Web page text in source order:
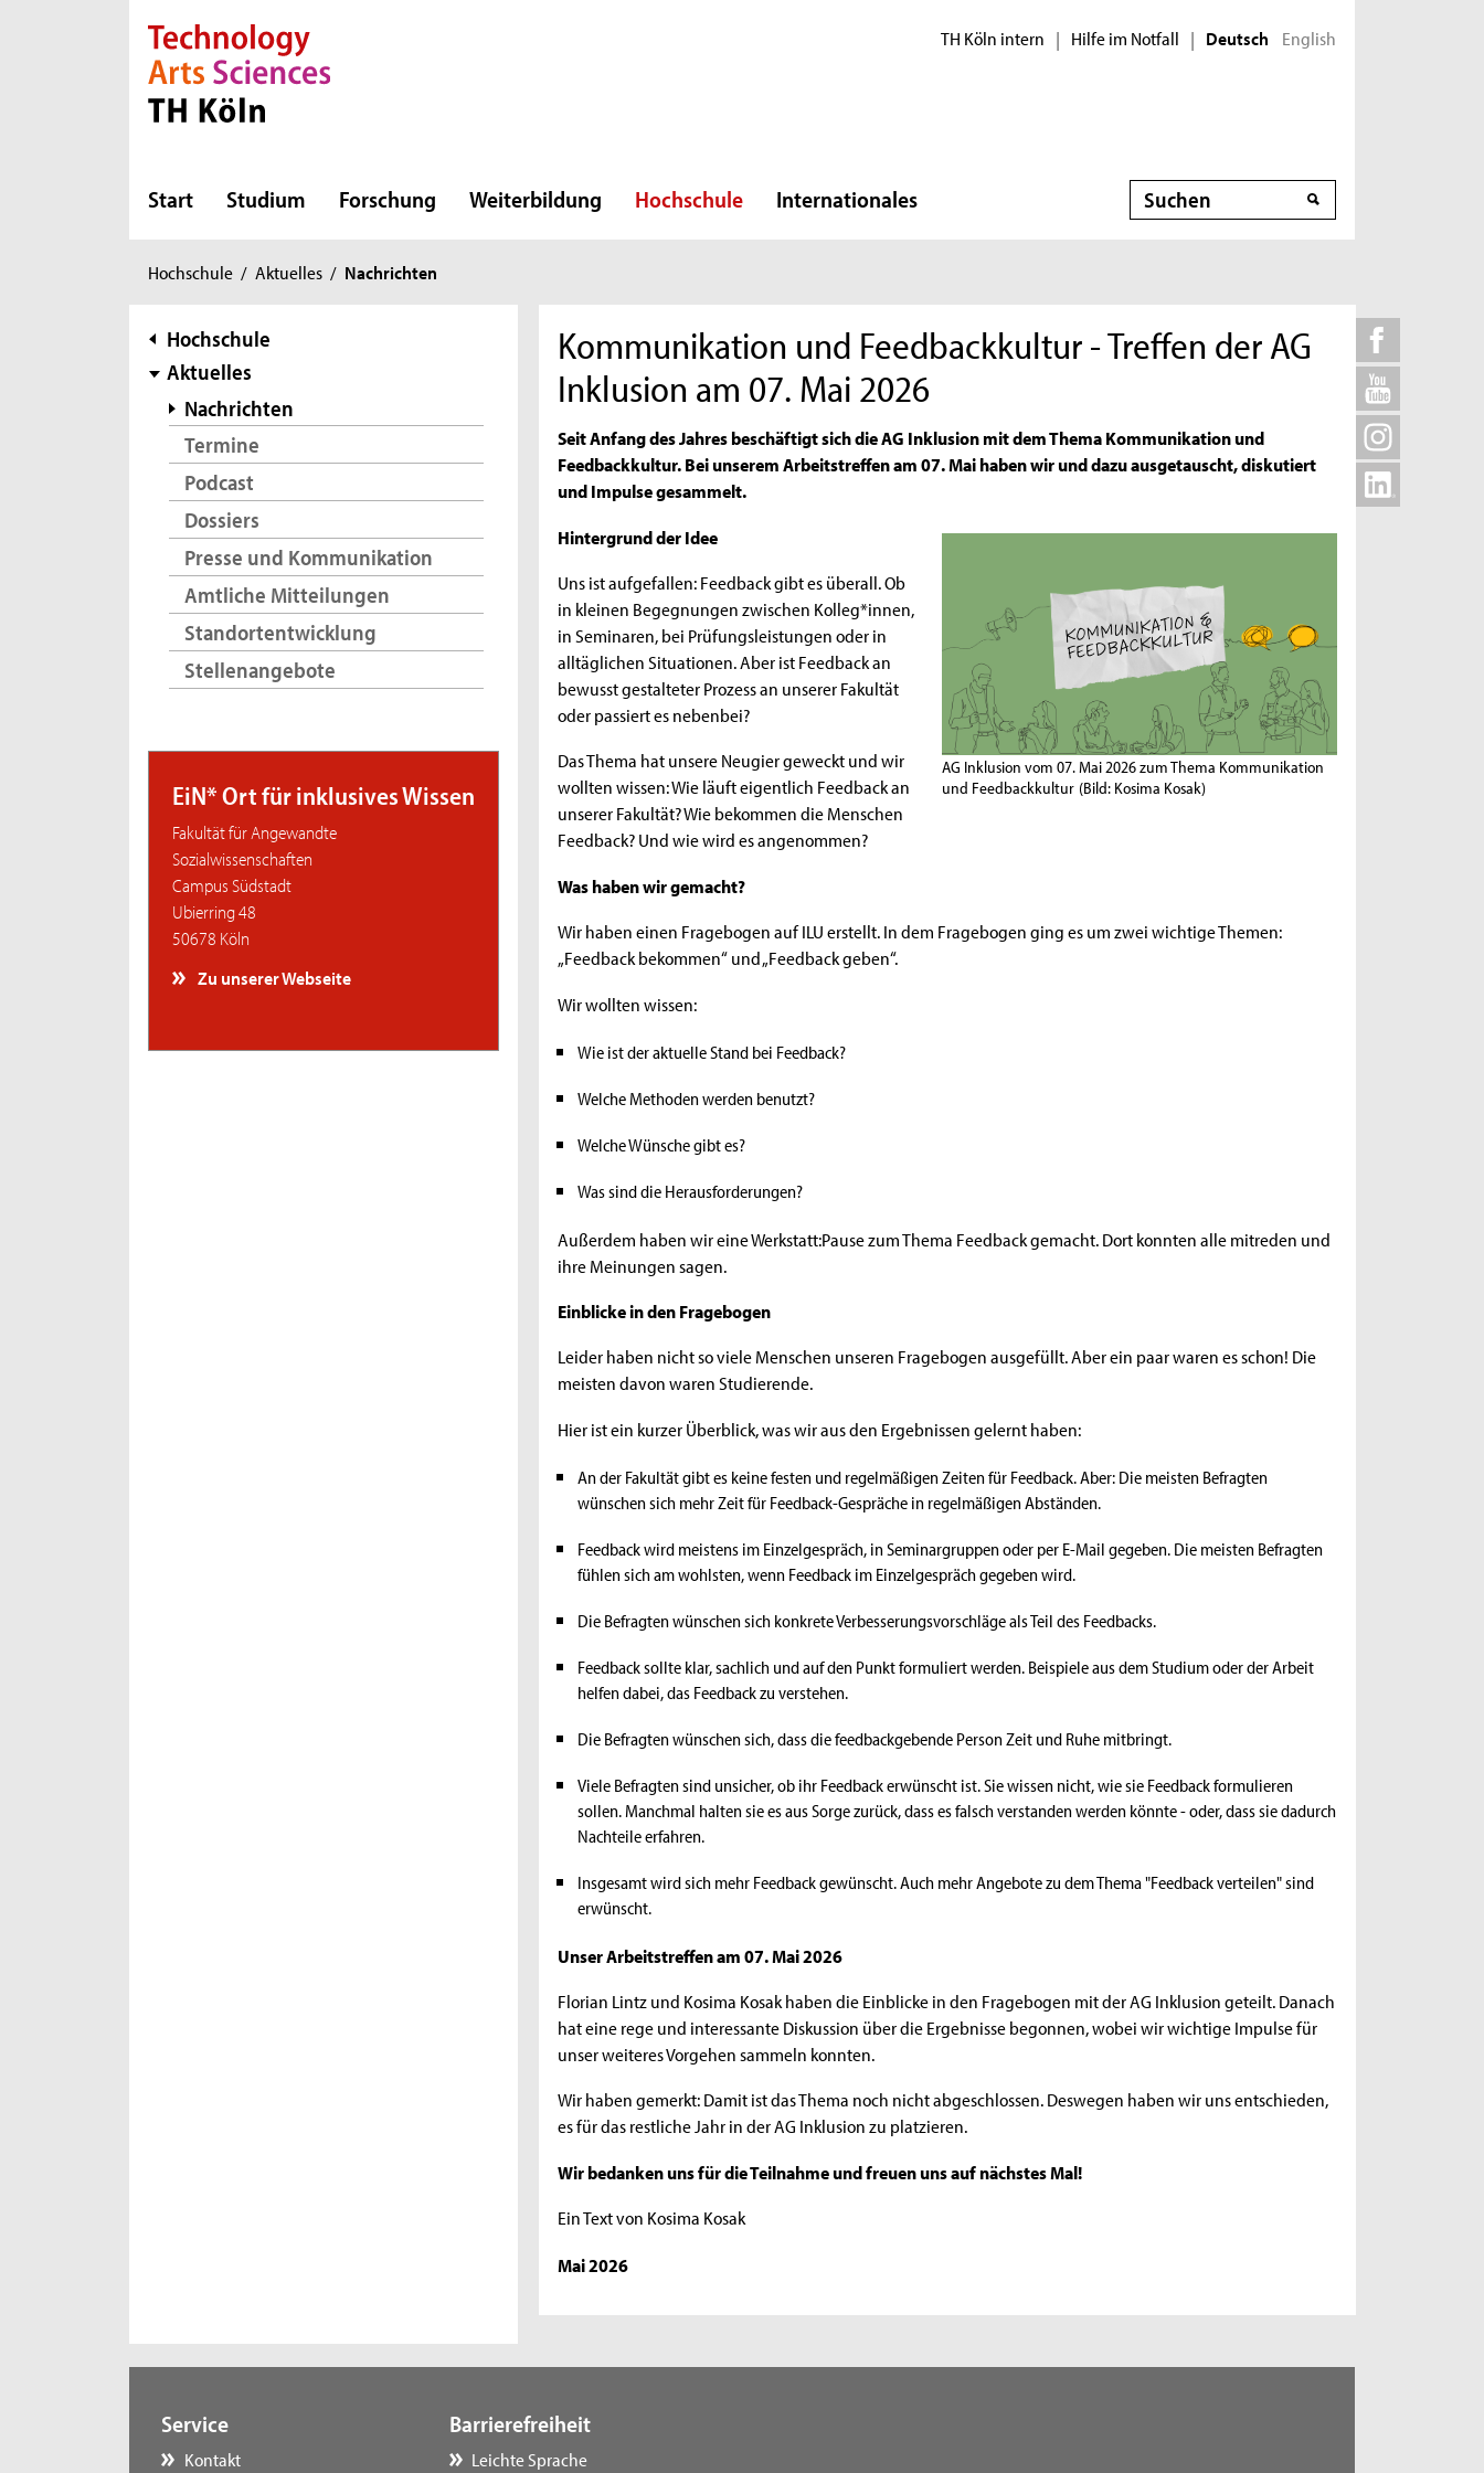
Direkt zur Hauptnavigation
Direkt zur Subnavigation
Direkt zum Inhalt
Direkt zum Fußbereich TH Köln intern | Hilfe im Notfall | Deutsch English
Start Studium Forschung Weiterbildung Hochschule Internationales Suche
Sie
hier:
Hochschule / Aktuelles / Nachrichten
Subnavigation
Hochschule
Aktuelles
Nachrichten
Termine
Podcast
Dossiers
Presse und Kommunikation
Amtliche Mitteilungen
Standortentwicklung
Stellenangebote
EiN* Ort für inklusives Wissen
Fakultät für Angewandte
Sozialwissenschaften
Campus Südstadt
Ubierring 48
50678 Köln
Zu unserer Webseite
Kommunikation und Feedbackkultur - Treffen der AG
Inklusion am 07. Mai 2026
Seit Anfang des Jahres beschäftigt sich die AG Inklusion mit dem Thema Kommunikation und
Feedbackkultur. Bei unserem Arbeitstreffen am 07. Mai haben wir und dazu ausgetauscht, diskutiert
und Impulse gesammelt.
AG Inklusion vom 07. Mai 2026 zum Thema Kommunikation
und Feedbackkultur (Bild: Kosima Kosak)
Hintergrund der Idee
Uns ist aufgefallen: Feedback gibt es überall. Ob
in kleinen Begegnungen zwischen Kolleg*innen,
in Seminaren, bei Prüfungsleistungen oder in
alltäglichen Situationen. Aber ist Feedback an
bewusst gestalteter Prozess an unserer Fakultät
oder passiert es nebenbei?
Das Thema hat unsere Neugier geweckt und wir
wollten wissen: Wie läuft eigentlich Feedback an
unserer Fakultät? Wie bekommen die Menschen
Feedback? Und wie wird es angenommen?
Was haben wir gemacht?
Wir haben einen Fragebogen auf ILU erstellt. In dem Fragebogen ging es um zwei wichtige Themen:
„Feedback bekommen“ und „Feedback geben“.
Wir wollten wissen:
Wie ist der aktuelle Stand bei Feedback?
Welche Methoden werden benutzt?
Welche Wünsche gibt es?
Was sind die Herausforderungen?
Außerdem haben wir eine Werkstatt:Pause zum Thema Feedback gemacht. Dort konnten alle mitreden und
ihre Meinungen sagen.
Einblicke in den Fragebogen
Leider haben nicht so viele Menschen unseren Fragebogen ausgefüllt. Aber ein paar waren es schon! Die
meisten davon waren Studierende.
Hier ist ein kurzer Überblick, was wir aus den Ergebnissen gelernt haben:
An der Fakultät gibt es keine festen und regelmäßigen Zeiten für Feedback. Aber: Die meisten Befragten
wünschen sich mehr Zeit für Feedback-Gespräche in regelmäßigen Abständen.
Feedback wird meistens im Einzelgespräch, in Seminargruppen oder per E-Mail gegeben. Die meisten Befragten
fühlen sich am wohlsten, wenn Feedback im Einzelgespräch gegeben wird.
Die Befragten wünschen sich konkrete Verbesserungsvorschläge als Teil des Feedbacks.
Feedback sollte klar, sachlich und auf den Punkt formuliert werden. Beispiele aus dem Studium oder der Arbeit
helfen dabei, das Feedback zu verstehen.
Die Befragten wünschen sich, dass die feedbackgebende Person Zeit und Ruhe mitbringt.
Viele Befragten sind unsicher, ob ihr Feedback erwünscht ist. Sie wissen nicht, wie sie Feedback formulieren
sollen. Manchmal halten sie es aus Sorge zurück, dass es falsch verstanden werden könnte - oder, dass sie dadurch
Nachteile erfahren.
Insgesamt wird sich mehr Feedback gewünscht. Auch mehr Angebote zu dem Thema "Feedback verteilen" sind
erwünscht.
Unser Arbeitstreffen am 07. Mai 2026
Florian Lintz und Kosima Kosak haben die Einblicke in den Fragebogen mit der AG Inklusion geteilt. Danach
hat eine rege und interessante Diskussion über die Ergebnisse begonnen, wobei wir wichtige Impulse für
unser weiteres Vorgehen sammeln konnten.
Wir haben gemerkt: Damit ist das Thema noch nicht abgeschlossen. Deswegen haben wir uns entschieden,
es für das restliche Jahr in der AG Inklusion zu platzieren.
Wir bedanken uns für die Teilnahme und freuen uns auf nächstes Mal!
Ein Text von Kosima Kosak
Mai 2026
Service
Kontakt
Barrierefreiheit
Leichte Sprache